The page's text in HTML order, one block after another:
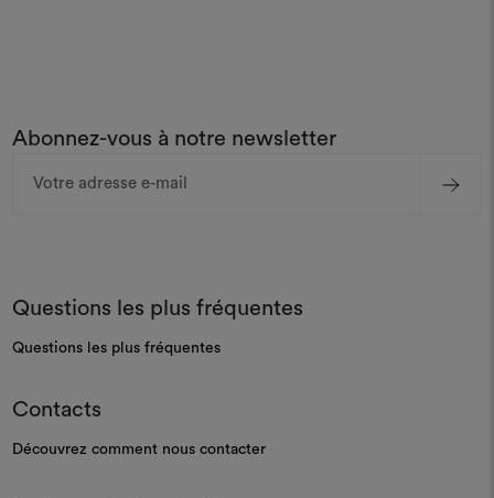
Abonnez-vous à notre newsletter
Questions les plus fréquentes
Questions les plus fréquentes
Contacts
Découvrez comment nous contacter